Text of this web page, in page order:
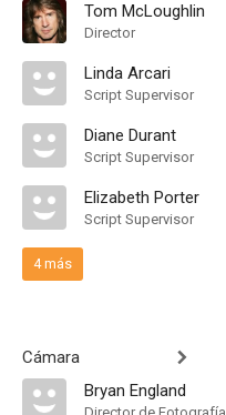
Tom McLoughlin
Director
Linda Arcari
Script Supervisor
Diane Durant
Script Supervisor
Elizabeth Porter
Script Supervisor
4 más
Cámara
Bryan England